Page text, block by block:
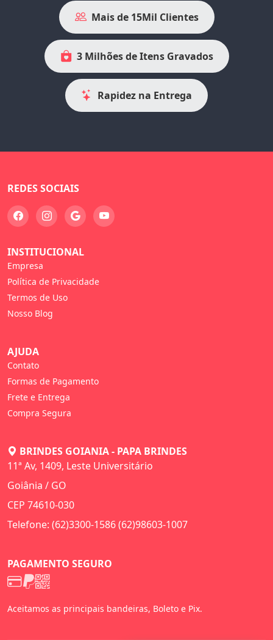
Mais de 15Mil Clientes
3 Milhões de Itens Gravados
Rapidez na Entrega
REDES SOCIAIS
INSTITUCIONAL
Empresa
Política de Privacidade
Termos de Uso
Nosso Blog
AJUDA
Contato
Formas de Pagamento
Frete e Entrega
Compra Segura
BRINDES GOIANIA - PAPA BRINDES
11ª Av, 1409, Leste Universitário
Goiânia / GO
CEP 74610-030
Telefone: (62)3300-1586 (62)98603-1007
PAGAMENTO SEGURO
Aceitamos as principais bandeiras, Boleto e Pix.